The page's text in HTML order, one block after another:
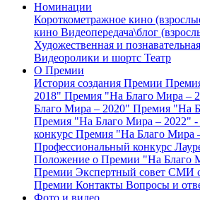
Номинации
Короткометражное кино
кино Видеопередача\блог
Художественная и
Видеоролики и шортс Театр
О Премии
История создания Премии
2018" Премия "На Благо Мира –
Благо Мира – 2020" Премия "На
Премия "На Благо Мира – 2022"
конкурс Премия "На Благо Мира
Профессиональный конкурс
Положение о Премии "На Благо
Премии Экспертный совет СМИ
Премии Контакты Вопросы и
Фото и видео